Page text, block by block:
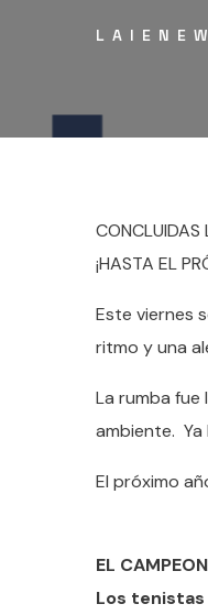
CONCLUIDAS
¡HASTA EL
Este viernes
ritmo y una
La rumba
ambiente.
El próximo
EL
Los tenistas